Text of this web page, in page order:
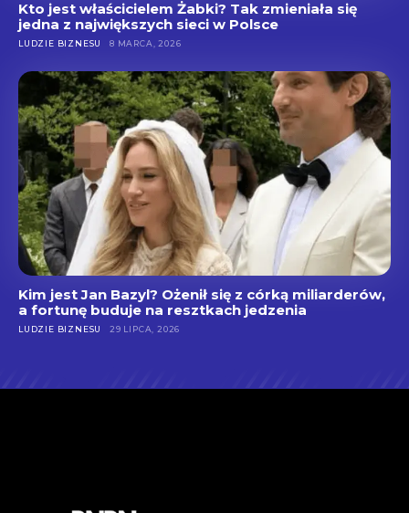
Kto jest właścicielem Żabki? Tak zmieniała się
jedna z największych sieci w Polsce
LUDZIE BIZNESU 8 MARCA, 2026
Kim jest Jan Bazyl? Ożenił się z córką miliarderów,
a fortunę buduje na resztkach jedzenia
LUDZIE BIZNESU 29 LIPCA, 2026